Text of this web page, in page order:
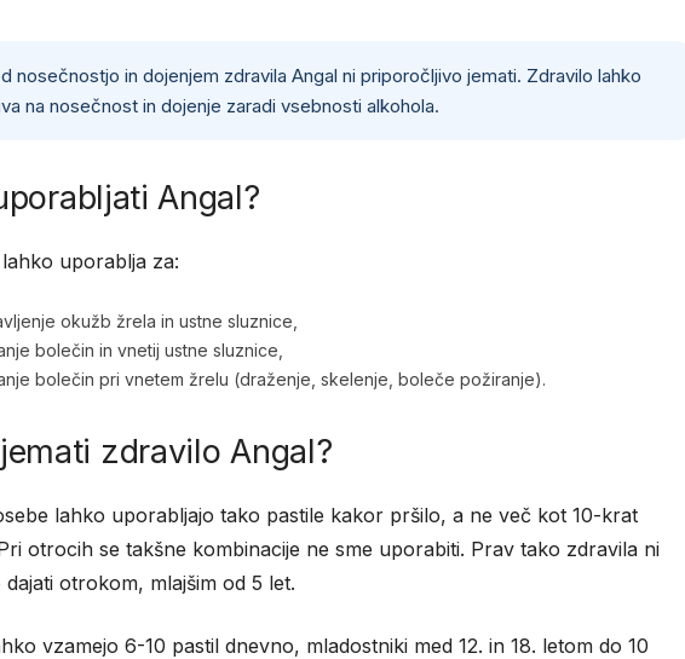
nosečnostjo in dojenjem zdravila Angal ni priporočljivo jemati. Zdravilo lahko
na nosečnost in dojenje zaradi vsebnosti alkohola.
Angal?
uporablja za:
okužb žrela in ustne sluznice,
bolečin in vnetij ustne sluznice,
bolečin pri vnetem žrelu (draženje, skelenje, boleče požiranje).
zdravilo Angal?
lahko uporabljajo tako pastile kakor pršilo, a ne več kot 10-krat
otrocih se takšne kombinacije ne sme uporabiti. Prav tako zdravila ni
otrokom, mlajšim od 5 let.
vzamejo 6-10 pastil dnevno, mladostniki med 12. in 18. letom do 10